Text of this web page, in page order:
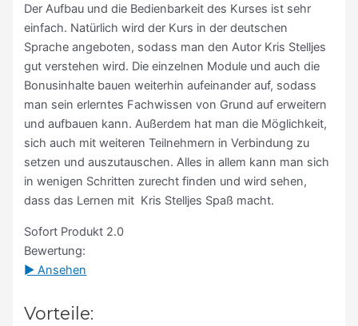
Der Aufbau und die Bedienbarkeit des Kurses ist sehr
einfach. Natürlich wird der Kurs in der deutschen
Sprache angeboten, sodass man den Autor Kris Stelljes
gut verstehen wird. Die einzelnen Module und auch die
Bonusinhalte bauen weiterhin aufeinander auf, sodass
man sein erlerntes Fachwissen von Grund auf erweitern
und aufbauen kann. Außerdem hat man die Möglichkeit,
sich auch mit weiteren Teilnehmern in Verbindung zu
setzen und auszutauschen. Alles in allem kann man sich
in wenigen Schritten zurecht finden und wird sehen,
dass das Lernen mit Kris Stelljes Spaß macht.
Sofort Produkt 2.0
Bewertung:
► Ansehen
Vorteile: